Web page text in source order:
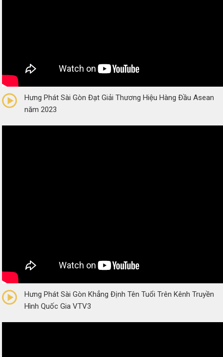
(0 Reviews)
Hưng Phát Sài Gòn Đạt Giải Thương Hiệu Hàng Đầu Asean
năm 2023
(0 Reviews)
Hưng Phát Sài Gòn Khẳng Định Tên Tuổi Trên Kênh Truyền
Hình Quốc Gia VTV3